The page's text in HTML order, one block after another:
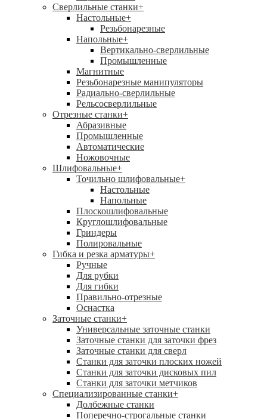
Сверлильные станки+
Настольные+
Резьбонарезные
Напольные+
Вертикально-сверлильные
Промышленные
Магнитные
Резьбонарезные манипуляторы
Радиально-сверлильные
Рельсосверлильные
Отрезные станки+
Абразивные
Промышленные
Автоматические
Ножовочные
Шлифовальные+
Точильно шлифовальные+
Настольные
Напольные
Плоскошлифовальные
Круглошлифовальные
Гриндеры
Полировальные
Гибка и резка арматуры+
Ручные
Для рубки
Для гибки
Правильно-отрезные
Оснастка
Заточные станки+
Универсальные заточные станки
Заточные станки для заточки фрез
Заточные станки для сверл
Станки для заточки плоских ножей
Станки для заточки дисковых пил
Станки для заточки метчиков
Специализированные станки+
Долбежные станки
Поперечно-строгальные станки